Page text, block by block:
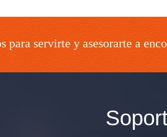
para servirte y asesorarte a